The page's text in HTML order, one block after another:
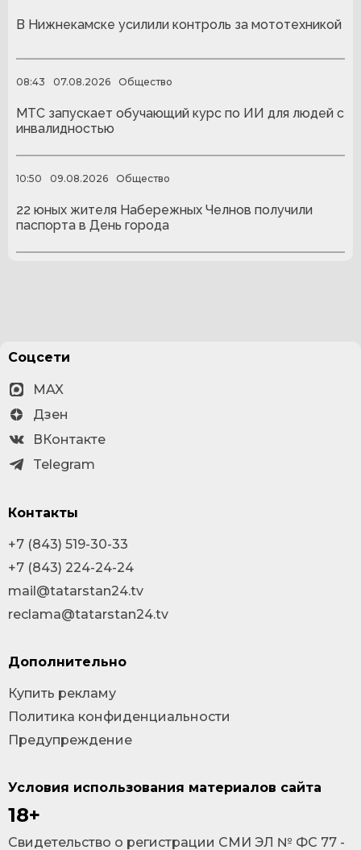
В Нижнекамске усилили контроль за мототехникой
08:43 07.08.2026 Общество
МТС запускает обучающий курс по ИИ для людей с
инвалидностью
10:50 09.08.2026 Общество
22 юных жителя Набережных Челнов получили
паспорта в День города
Условия использования материалов сайта
18+
Cвидетельство о регистрации СМИ ЭЛ № ФС 77 -
Соцсети
MAX
Дзен
ВКонтакте
Telegram
Контакты
+7 (843) 519-30-33
+7 (843) 224-24-24
mail@tatarstan24.tv
reclama@tatarstan24.tv
Дополнительно
Купить рекламу
Политика конфиденциальности
Предупреждение